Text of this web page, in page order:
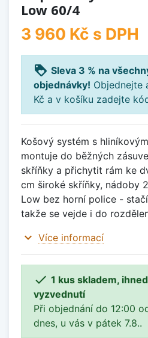
Low 60/4
3 960 Kč s DPH
loyalty Sleva 3 % na
objednávky! Objednejte
Kč a v košíku zadejte
Košový systém s
montuje do běžných
skříňky a přichytit rám ke
cm široké skříňky, nádoby
Low bez horní police -
takže se vejde i do
expand_more Více informací
 1 kus skladem,
vyzvednutí
Při objednání do 12:00
dnes, u vás v pátek 7.8..